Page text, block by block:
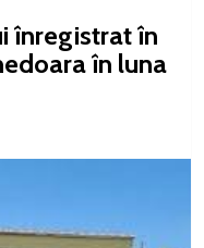
înregistrat în
în luna